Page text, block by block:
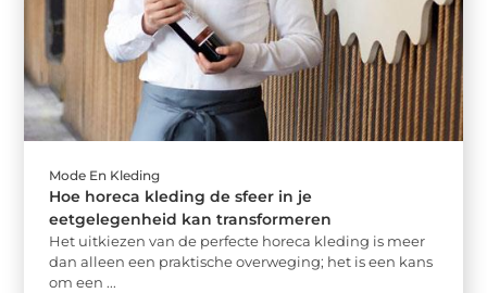
Mode En Kleding
Hoe horeca kleding de sfeer in je
eetgelegenheid kan transformeren
Het uitkiezen van de perfecte horeca kleding is meer
dan alleen een praktische overweging; het is een kans
om een ...